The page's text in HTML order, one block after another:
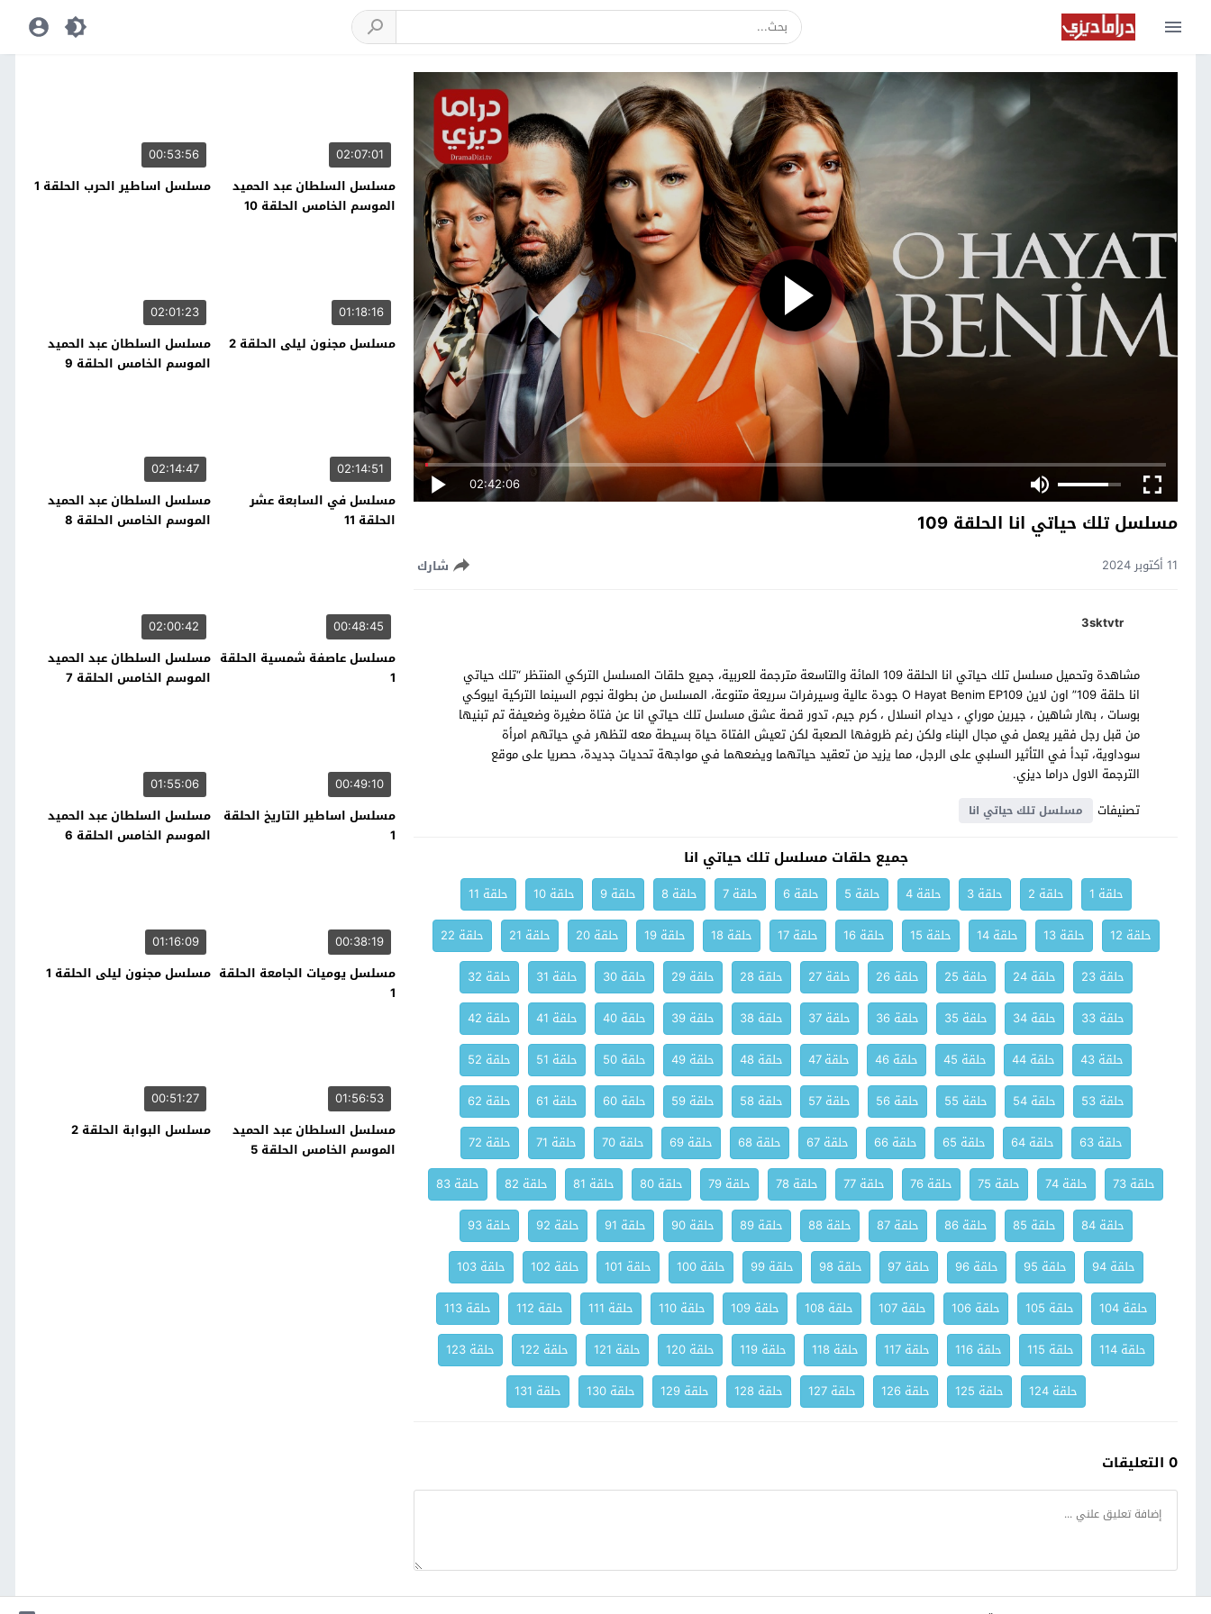
02:42:06
مسلسل تلك حياتي انا الحلقة 109
11 أكتوبر 2024 شارك
3sktvtr
مشاهدة وتحميل مسلسل تلك حياتي انا الحلقة 109 المائة والتاسعة مترجمة للعربية، جميع حلقات المسلسل التركي المنتظر “تلك حياتي
انا حلقة 109” اون لاين O Hayat Benim EP109 جودة عالية وسيرفرات سريعة متنوعة، المسلسل من بطولة نجوم السينما التركية ايبوكي
بوسات ، بهار شاهين ، جيرين موراي ، ديدام انسلال ، كرم جيم، تدور قصة عشق مسلسل تلك حياتي انا عن فتاة صغيرة وضعيفة تم تبنيها
من قبل رجل فقير يعمل في مجال البناء ولكن رغم ظروفها الصعبة لكن تعيش الفتاة حياة بسيطة معه لتظهر في حياتهم امرأة
سوداوية، تبدأ في التأثير السلبي على الرجل، مما يزيد من تعقيد حياتهما ويضعهما في مواجهة تحديات جديدة، حصريا على موقع
الترجمة الاول دراما ديزي.
تصنيفات
مسلسل تلك حياتي انا
جميع حلقات مسلسل تلك حياتي انا
حلقة 1 حلقة 2 حلقة 3 حلقة 4 حلقة 5 حلقة 6 حلقة 7 حلقة 8 حلقة 9 حلقة 10
حلقة 11
حلقة 12
حلقة 13 حلقة 14 حلقة 15 حلقة 16 حلقة 17 حلقة 18 حلقة 19 حلقة 20 حلقة 21
حلقة 22
حلقة 23
حلقة 24 حلقة 25 حلقة 26 حلقة 27 حلقة 28 حلقة 29 حلقة 30 حلقة 31
حلقة 32
حلقة 33
حلقة 34 حلقة 35 حلقة 36 حلقة 37 حلقة 38 حلقة 39 حلقة 40 حلقة 41
حلقة 42
حلقة 43
حلقة 44 حلقة 45 حلقة 46 حلقة 47 حلقة 48 حلقة 49 حلقة 50 حلقة 51
حلقة 52
حلقة 53
حلقة 54 حلقة 55 حلقة 56 حلقة 57 حلقة 58 حلقة 59 حلقة 60 حلقة 61
حلقة 62
حلقة 63
حلقة 64 حلقة 65 حلقة 66 حلقة 67 حلقة 68 حلقة 69 حلقة 70 حلقة 71
حلقة 72
حلقة 73
حلقة 74 حلقة 75 حلقة 76 حلقة 77 حلقة 78 حلقة 79 حلقة 80 حلقة 81 حلقة 82
حلقة 83
حلقة 84
حلقة 85 حلقة 86 حلقة 87 حلقة 88 حلقة 89 حلقة 90 حلقة 91 حلقة 92
حلقة 93
حلقة 94
حلقة 95 حلقة 96 حلقة 97 حلقة 98 حلقة 99 حلقة 100 حلقة 101 حلقة 102
حلقة 103
حلقة 104
حلقة 105 حلقة 106 حلقة 107 حلقة 108 حلقة 109 حلقة 110 حلقة 111 حلقة 112
حلقة 113
حلقة 114
حلقة 115 حلقة 116 حلقة 117 حلقة 118 حلقة 119 حلقة 120 حلقة 121 حلقة 122
حلقة 123
حلقة 124
حلقة 125 حلقة 126 حلقة 127 حلقة 128 حلقة 129 حلقة 130 حلقة 131
0 التعليقات
02:07:01
مسلسل السلطان عبد الحميد
الموسم الخامس الحلقة 10
00:53:56
مسلسل اساطير الحرب الحلقة 1
01:18:16
مسلسل مجنون ليلى الحلقة 2
02:01:23
مسلسل السلطان عبد الحميد
الموسم الخامس الحلقة 9
02:14:51
مسلسل في السابعة عشر
الحلقة 11
02:14:47
مسلسل السلطان عبد الحميد
الموسم الخامس الحلقة 8
00:48:45
مسلسل عاصفة شمسية الحلقة
1
02:00:42
مسلسل السلطان عبد الحميد
الموسم الخامس الحلقة 7
00:49:10
مسلسل اساطير التاريخ الحلقة
1
01:55:06
مسلسل السلطان عبد الحميد
الموسم الخامس الحلقة 6
00:38:19
مسلسل يوميات الجامعة الحلقة
1
01:16:09
مسلسل مجنون ليلى الحلقة 1
01:56:53
مسلسل السلطان عبد الحميد
الموسم الخامس الحلقة 5
00:51:27
مسلسل البوابة الحلقة 2